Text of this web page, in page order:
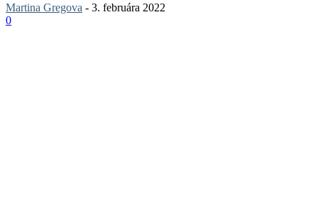
Martina Gregova - 3. februára 2022
0